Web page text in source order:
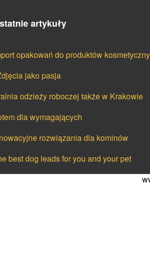
artykuły
opakowań do produktów
jako pasja
odzieży roboczej także w Krakowie
dla wymagających
rozwiązania dla kominów
best dog leads for you and your pet